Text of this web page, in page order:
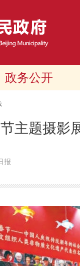
政务公开
主题摄影
报